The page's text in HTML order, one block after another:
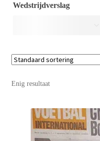
Wedstrijdverslag
Enig resultaat